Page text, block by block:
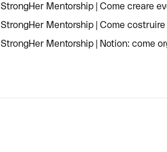
StrongHer Mentorship | Come creare
StrongHer Mentorship | Come costruire
StrongHer Mentorship | Notion: come